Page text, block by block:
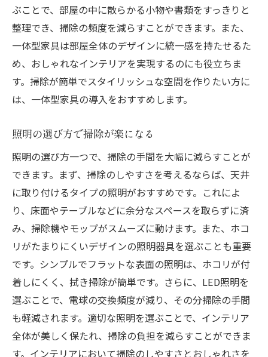
ぶことで、部屋の中に散らかる小物や書類をすっきりと
整理でき、掃除の頻度を減らすことができます。また、
一体型家具は部屋全体のデザインに統一感を持たせるた
め、おしゃれなインテリアを実現するのにも役立ちま
す。掃除が簡単でスタイリッシュな空間を作りたい方に
は、一体型家具の導入をおすすめします。
照明の選び方で掃除が楽になる
照明の選び方一つで、掃除の手間を大幅に減らすことが
できます。まず、掃除のしやすさを考えるならば、天井
に取り付けるタイプの照明がおすすめです。これによ
り、床面やテーブルなどに余分なスペースを取らずに済
み、掃除機やモップがスムーズに動けます。また、ホコ
リがたまりにくいデザインの照明器具を選ぶことも重要
です。シンプルでフラットな表面の照明は、ホコリが付
着しにくく、拭き掃除が簡単です。さらに、LED照明を
選ぶことで、電球の交換頻度が減り、その分掃除の手間
も軽減されます。適切な照明を選ぶことで、インテリア
全体が美しく保たれ、掃除の負担を減らすことができま
す。インテリアにおいて掃除のしやすさとおしゃれさを